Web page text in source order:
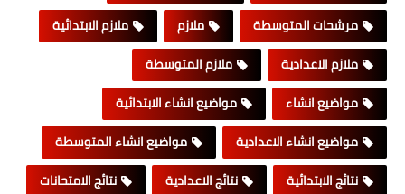
مرشحات المتوسطة
ملازم
ملازم الابتدائية
ملازم الاعدادية
ملازم المتوسطة
مواضيع انشاء
مواضيع انشاء الابتدائية
مواضيع انشاء الاعدادية
مواضيع انشاء المتوسطة
نتائج الابتدائية
نتائج الاعدادية
نتائج الامتحانات